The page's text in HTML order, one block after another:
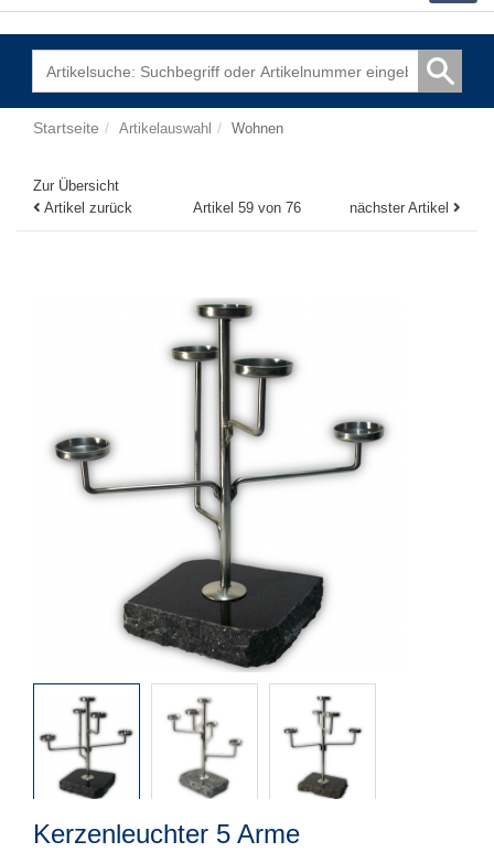
Startseite Artikelauswahl Wohnen
Zur Übersicht
Artikel zurück
Artikel 59 von 76 nächster Artikel
Kerzenleuchter 5 Arme